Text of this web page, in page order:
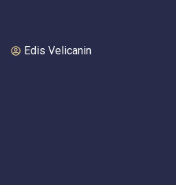
Edis Velicanin